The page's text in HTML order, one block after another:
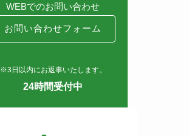
WEBでのお問い合わせ
お問い合わせフォーム
※3日以内にお返事いたします。
24時間受付中